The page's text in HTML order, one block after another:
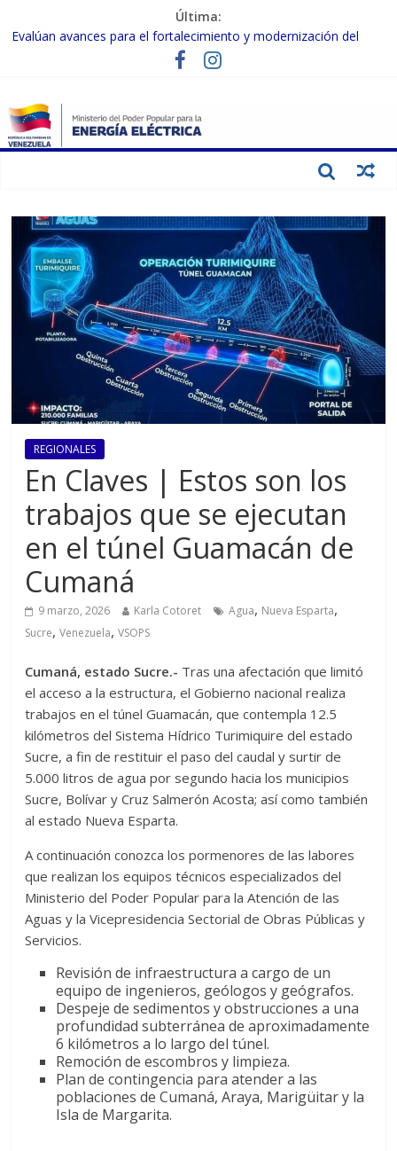
Última:
Evalúan avances para el fortalecimiento y modernización del
Inspeccionan trabajos de rehabilitación en instalaciones del SEN
Gobierno Nacional activa plan preventivo para fortalecer el SEN
ante el fenómeno de El Niño
Termocarabobo recupera el 50% de su capacidad de generación
REGIONALES
En Claves | Estos son los
trabajos que se ejecutan
en el túnel Guamacán de
Cumaná
9 marzo, 2026 Karla Cotoret Agua, Nueva Esparta,
Sucre,Venezuela,VSOPS
Cumaná, estado Sucre.- Tras una afectación que limitó
el acceso a la estructura, el Gobierno nacional realiza
trabajos en el túnel Guamacán, que contempla 12.5
kilómetros del Sistema Hídrico Turimiquire del estado
Sucre, a fin de restituir el paso del caudal y surtir de
5.000 litros de agua por segundo hacia los municipios
Sucre, Bolívar y Cruz Salmerón Acosta; así como también
al estado Nueva Esparta.
A continuación conozca los pormenores de las labores
que realizan los equipos técnicos especializados del
Ministerio del Poder Popular para la Atención de las
Aguas y la Vicepresidencia Sectorial de Obras Públicas y
Servicios.
Revisión de infraestructura a cargo de un
equipo de ingenieros, geólogos y geógrafos.
Despeje de sedimentos y obstrucciones a una
profundidad subterránea de aproximadamente
6 kilómetros a lo largo del túnel.
Remoción de escombros y limpieza.
Plan de contingencia para atender a las
poblaciones de Cumaná, Araya, Marigüitar y la
Isla de Margarita.